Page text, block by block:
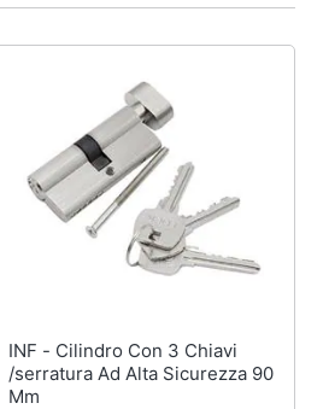
INF - Cilindro Con 3 Chiavi
/serratura Ad Alta Sicurezza 90
Mm